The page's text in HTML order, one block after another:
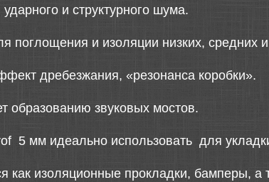
и структурного шума.
поглощения и изоляции низких, средних и
дребезжания, «резонанса коробки».
образованию звуковых мостов.
5 мм идеально использовать для
как изоляционные прокладки, бамперы,